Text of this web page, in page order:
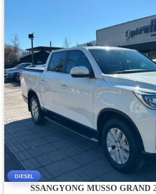
DIESEL
SSANGYONG MUSSO GRAND